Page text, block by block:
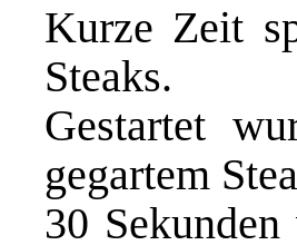
Kurze Zeit
Steaks.
Gestartet
gegartem
30